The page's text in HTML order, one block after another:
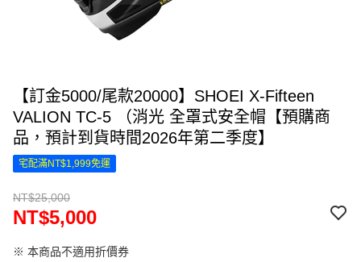
【訂金5000/尾款20000】SHOEI X-Fifteen
VALION TC-5 （消光 全罩式安全帽【預購商
品，預計到貨時間2026年第二季度】
宅配滿NT$1,999免運
NT$25,000
NT$5,000
※ 本商品不適用折價券